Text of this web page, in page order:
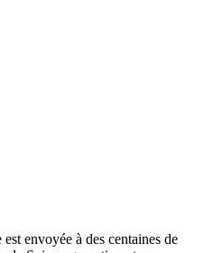
envoyée à des centaines de